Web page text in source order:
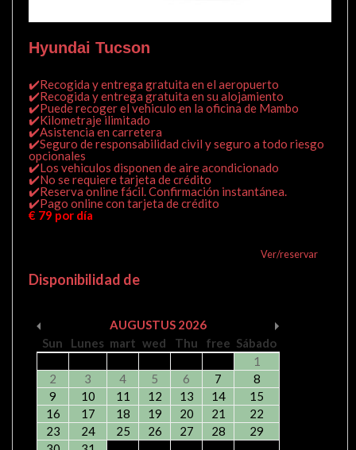
Hyundai Tucson
✔️Recogida y entrega gratuita en el aeropuerto
✔️Recogida y entrega gratuita en su alojamiento
✔️Puede recoger el vehiculo en la oficina de Mambo
✔️Kilometraje ilimitado
✔️Asistencia en carretera
✔️Seguro de responsabilidad civil y seguro a todo riesgo
opcionales
✔️Los vehiculos disponen de aire acondicionado
✔️No se requiere tarjeta de crédito
✔️Reserva online fácil. Confirmación instantánea.
✔️Pago online con tarjeta de crédito
€ 79 por día
Ver/reservar
Disponibilidad de
AUGUSTUS 2026
Sun
Lunes mart wed Thu free Sábado
1
2
3 4 5 6 7
8
9
10 11 12 13 14
15
16
17 18 19 20 21
22
23
24 25 26 27 28
29